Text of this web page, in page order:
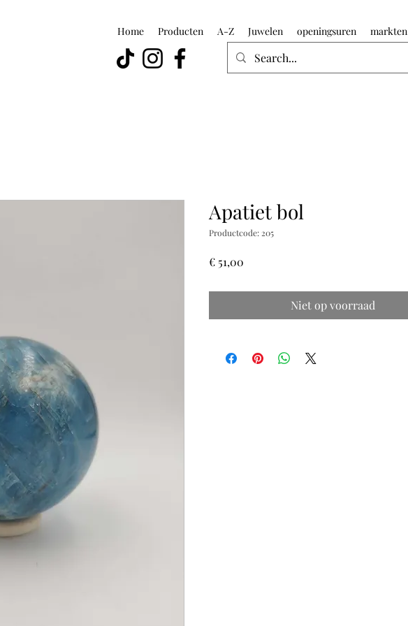
Home Producten A-Z Juwelen openingsuren markten
Apatiet bol
Productcode: 205
€ 51,00
Niet op voorraad